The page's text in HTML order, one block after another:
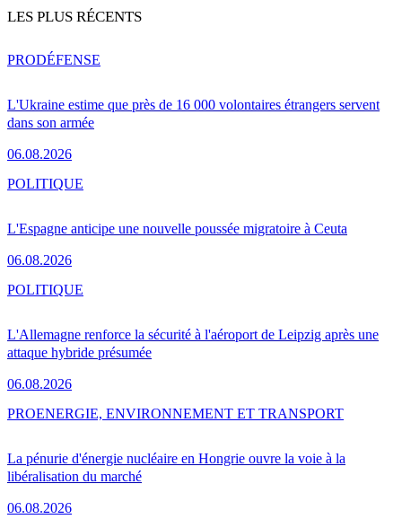
LES PLUS RÉCENTS
L'Ukraine estime que près de 16 000 volontaires étrangers servent
dans son armée
06.08.2026
PRODÉFENSE
L'Espagne anticipe une nouvelle poussée migratoire à Ceuta
06.08.2026
POLITIQUE
L'Allemagne renforce la sécurité à l'aéroport de Leipzig après une
attaque hybride présumée
06.08.2026
POLITIQUE
La pénurie d'énergie nucléaire en Hongrie ouvre la voie à la
libéralisation du marché
06.08.2026
PROENERGIE, ENVIRONNEMENT ET TRANSPORT